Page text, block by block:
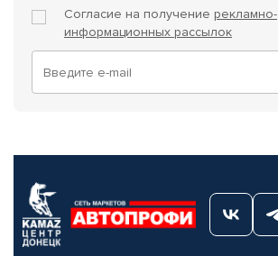
Согласие на получение рекламно-
информационных рассылок